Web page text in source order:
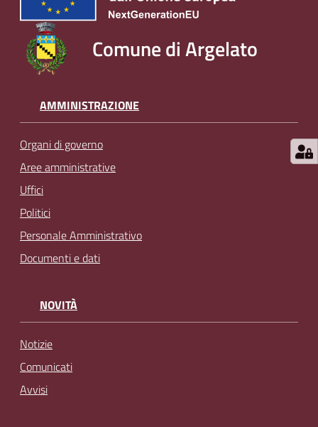
Comune di Argelato
AMMINISTRAZIONE
Organi di governo
Aree amministrative
Uffici
Politici
Personale Amministrativo
Documenti e dati
NOVITÀ
Notizie
Comunicati
Avvisi